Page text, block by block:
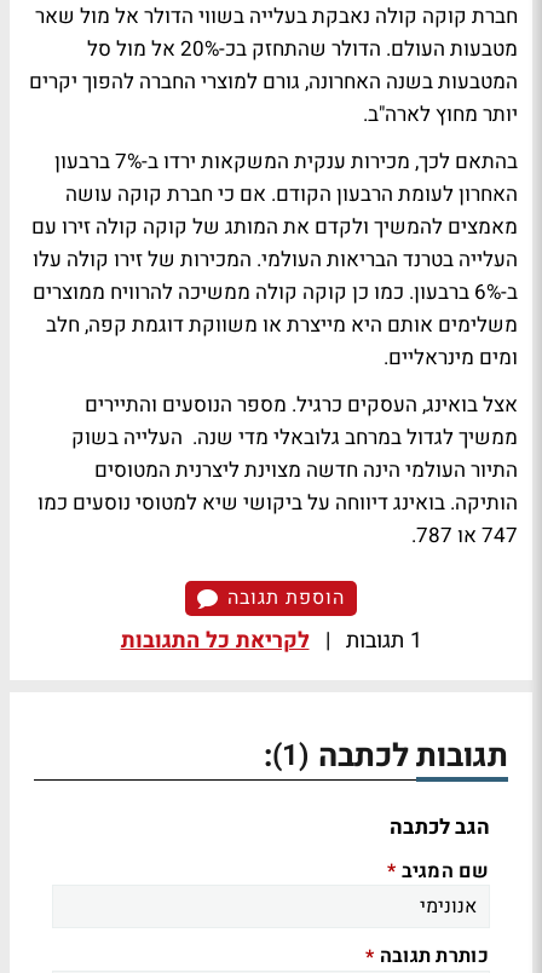
חברת קוקה קולה נאבקת בעלייה בשווי הדולר אל מול שאר
מטבעות העולם. הדולר שהתחזק בכ-20% אל מול סל
המטבעות בשנה האחרונה, גורם למוצרי החברה להפוך יקרים
יותר מחוץ לארה"ב.
בהתאם לכך, מכירות ענקית המשקאות ירדו ב-7% ברבעון
האחרון לעומת הרבעון הקודם. אם כי חברת קוקה עושה
מאמצים להמשיך ולקדם את המותג של קוקה קולה זירו עם
העלייה בטרנד הבריאות העולמי. המכירות של זירו קולה עלו
ב-6% ברבעון. כמו כן קוקה קולה ממשיכה להרוויח ממוצרים
משלימים אותם היא מייצרת או משווקת דוגמת קפה, חלב
ומים מינראליים.
אצל בואינג, העסקים כרגיל. מספר הנוסעים והתיירים
ממשיך לגדול במרחב גלובאלי מדי שנה. העלייה בשוק
התיור העולמי הינה חדשה מצוינת ליצרנית המטוסים
הותיקה. בואינג דיווחה על ביקושי שיא למטוסי נוסעים כמו
747 או 787.
הוספת תגובה
1 תגובות | לקריאת כל התגובות
תגובות לכתבה (1)
:
הגב לכתבה
שם המגיב *
כותרת תגובה *